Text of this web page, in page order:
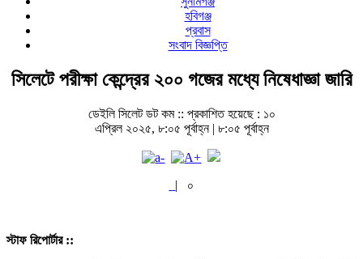
হবিগঞ্জ
প্রবাস
সংবাদ বিজ্ঞপ্তি
সিলেটে পরীক্ষা কেন্দ্রের ২০০ গজের মধ্যে নিষেধাজ্ঞা জারি
ডেইলি সিলেট ডট কম :: প্রকাশিত হয়েছে : ১০
এপ্রিল ২০২৫, ৮:০৫ পূর্বাহ্ন | ৮:০৫ পূর্বাহ্ন
| ০
স্টাফ রিপোর্টার ::